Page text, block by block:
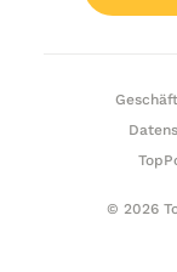
© 2026